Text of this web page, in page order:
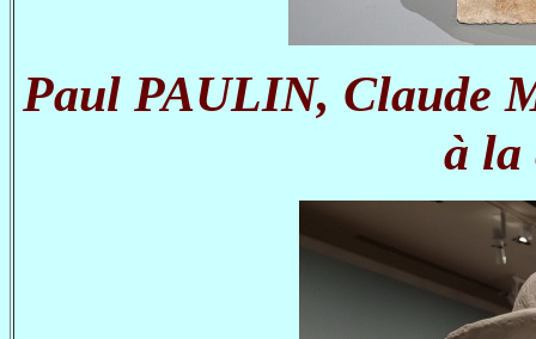
Paul PAULIN, Claude
à la